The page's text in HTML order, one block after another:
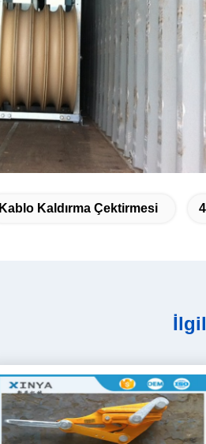
Kablo Kaldırma Çektirmesi